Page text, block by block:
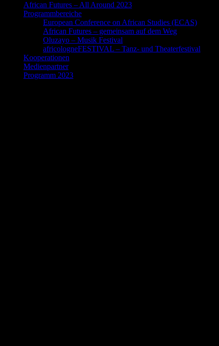
African Futures – All Around 2023
Programmbereiche
European Conference on African Studies (ECAS)
African Futures – gemeinsam auf dem Weg
Oluzayo – Musik Festival
africologneFESTIVAL – Tanz- und Theaterfestival
Kooperationen
Medienpartner
Programm 2023